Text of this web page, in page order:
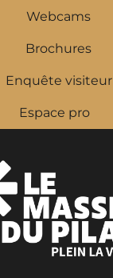
Webcams
Brochures
Enquête visiteur
Espace pro